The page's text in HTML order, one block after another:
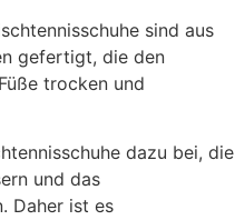
sind aus
gefertigt, die den
trocken und
dazu bei, die
und das
Daher ist es